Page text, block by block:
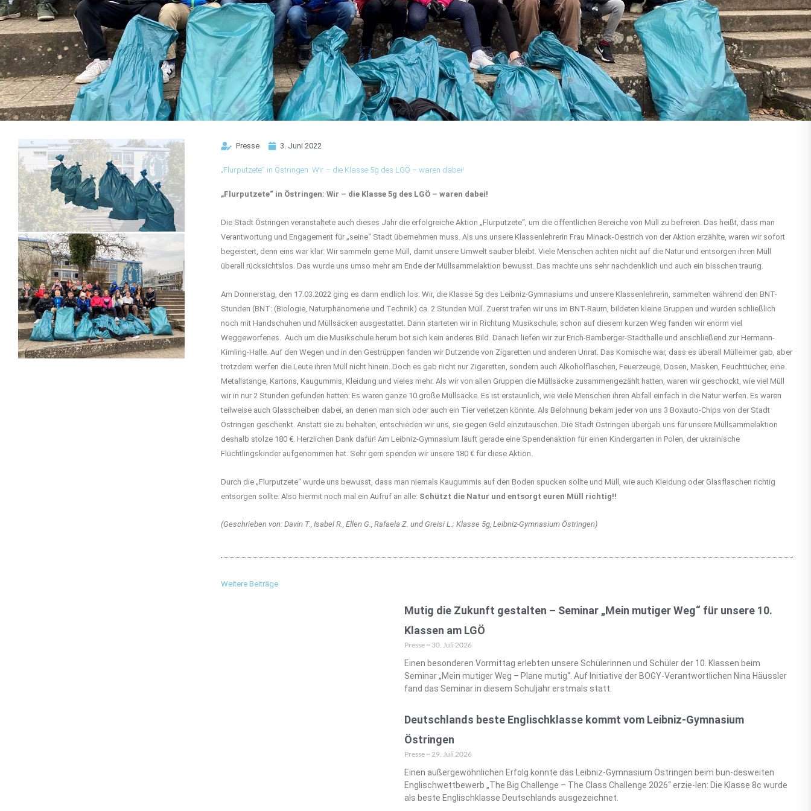
Presse 3. Juni 2022
„Flurputzete“ in Östringen: Wir – die Klasse 5g des LGÖ – waren dabei!
„Flurputzete“ in Östringen: Wir – die Klasse 5g des LGÖ – waren dabei!
Die Stadt Östringen veranstaltete auch dieses Jahr die erfolgreiche Aktion „Flurputzete“, um die öffentlichen Bereiche von Müll zu befreien. Das heißt, dass man
Verantwortung und Engagement für „seine“ Stadt übernehmen muss. Als uns unsere Klassenlehrerin Frau Minack-Oestrich von der Aktion erzählte, waren wir sofort
begeistert, denn eins war klar: Wir sammeln gerne Müll, damit unsere Umwelt sauber bleibt. Viele Menschen achten nicht auf die Natur und entsorgen ihren Müll
überall rücksichtslos. Das wurde uns umso mehr am Ende der Müllsammelaktion bewusst. Das machte uns sehr nachdenklich und auch ein bisschen traurig.
Am Donnerstag, den 17.03.2022 ging es dann endlich los. Wir, die Klasse 5g des Leibniz-Gymnasiums und unsere Klassenlehrerin, sammelten während den BNT-
Stunden (BNT: (Biologie, Naturphänomene und Technik) ca. 2 Stunden Müll. Zuerst trafen wir uns im BNT-Raum, bildeten kleine Gruppen und wurden schließlich
noch mit Handschuhen und Müllsäcken ausgestattet. Dann starteten wir in Richtung Musikschule; schon auf diesem kurzen Weg fanden wir enorm viel
Weggeworfenes. Auch um die Musikschule herum bot sich kein anderes Bild. Danach liefen wir zur Erich-Bamberger-Stadthalle und anschließend zur Hermann-
Kimling-Halle. Auf den Wegen und in den Gestrüppen fanden wir Dutzende von Zigaretten und anderen Unrat. Das Komische war, dass es überall Mülleimer gab, aber
trotzdem werfen die Leute ihren Müll nicht hinein. Doch es gab nicht nur Zigaretten, sondern auch Alkoholflaschen, Feuerzeuge, Dosen, Masken, Feuchttücher, eine
Metallstange, Kartons, Kaugummis, Kleidung und vieles mehr. Als wir von allen Gruppen die Müllsäcke zusammengezählt hatten, waren wir geschockt, wie viel Müll
wir in nur 2 Stunden gefunden hatten: Es waren ganze 10 große Müllsäcke. Es ist erstaunlich, wie viele Menschen ihren Abfall einfach in die Natur werfen. Es waren
teilweise auch Glasscheiben dabei, an denen man sich oder auch ein Tier verletzen könnte. Als Belohnung bekam jeder von uns 3 Boxauto-Chips von der Stadt
Östringen geschenkt. Anstatt sie zu behalten, entschieden wir uns, sie gegen Geld einzutauschen. Die Stadt Östringen übergab uns für unsere Müllsammelaktion
deshalb stolze 180 €. Herzlichen Dank dafür! Am Leibniz-Gymnasium läuft gerade eine Spendenaktion für einen Kindergarten in Polen, der ukrainische
Flüchtlingskinder aufgenommen hat. Sehr gern spenden wir unsere 180 € für diese Aktion.
Durch die „Flurputzete“ wurde uns bewusst, dass man niemals Kaugummis auf den Boden spucken sollte und Müll, wie auch Kleidung oder Glasflaschen richtig
entsorgen sollte. Also hiermit noch mal ein Aufruf an alle: Schützt die Natur und entsorgt euren Müll richtig!!
(Geschrieben von: Davin T., Isabel R., Ellen G., Rafaela Z. und Greisi L.; Klasse 5g, Leibniz-Gymnasium Östringen)
Weitere Beiträge
Mutig die Zukunft gestalten – Seminar „Mein mutiger Weg“ für unsere 10.
Klassen am LGÖ
Presse 30. Juli 2026
Einen besonderen Vormittag erlebten unsere Schülerinnen und Schüler der 10. Klassen beim
Seminar „Mein mutiger Weg – Plane mutig“. Auf Initiative der BOGY-Verantwortlichen Nina Häussler
fand das Seminar in diesem Schuljahr erstmals statt.
Deutschlands beste Englischklasse kommt vom Leibniz-Gymnasium
Östringen
Presse 29. Juli 2026
Einen außergewöhnlichen Erfolg konnte das Leibniz-Gymnasium Östringen beim bun-desweiten
Englischwettbewerb „The Big Challenge – The Class Challenge 2026“ erzie-len: Die Klasse 8c wurde
als beste Englischklasse Deutschlands ausgezeichnet.